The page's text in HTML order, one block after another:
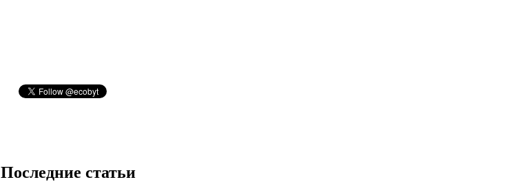
Последние статьи